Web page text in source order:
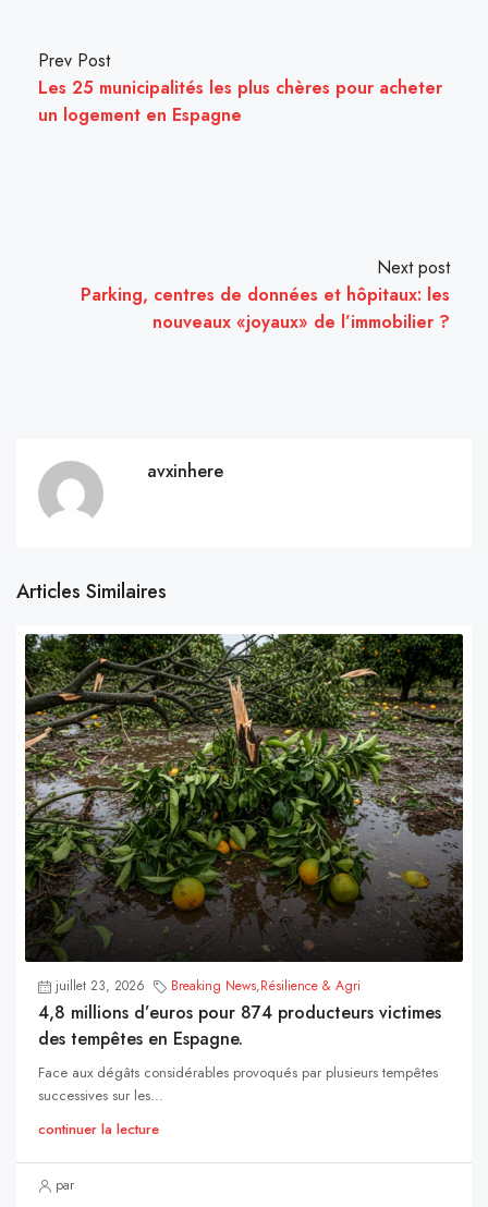
Prev Post
Les 25 municipalités les plus chères pour acheter
un logement en Espagne
Next post
Parking, centres de données et hôpitaux: les
nouveaux «joyaux» de l’immobilier ?
avxinhere
Articles Similaires
juillet 23, 2026 Breaking News,Résilience & Agri
4,8 millions d’euros pour 874 producteurs victimes
des tempêtes en Espagne.
Face aux dégâts considérables provoqués par plusieurs tempêtes
successives sur les...
continuer la lecture
par